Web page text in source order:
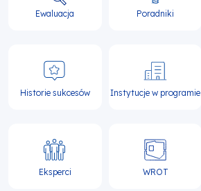
Ewaluacja Poradniki
Historie sukcesów Instytucje w programie
Eksperci WROT